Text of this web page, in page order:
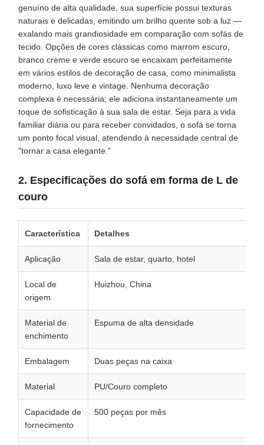
genuíno de alta qualidade, sua superfície possui texturas
naturais e delicadas, emitindo um brilho quente sob a luz —
exalando mais grandiosidade em comparação com sofás de
tecido. Opções de cores clássicas como marrom escuro,
branco creme e verde escuro se encaixam perfeitamente
em vários estilos de decoração de casa, como minimalista
moderno, luxo leve e vintage. Nenhuma decoração
complexa é necessária; ele adiciona instantaneamente um
toque de sofisticação à sua sala de estar. Seja para a vida
familiar diária ou para receber convidados, o sofá se torna
um ponto focal visual, atendendo à necessidade central de
"tornar a casa elegante."
2. Especificações do sofá em forma de L de
couro
Característica Detalhes
Aplicação Sala de estar, quarto, hotel
Local de
origem
Huizhou, China
Material de
enchimento
Espuma de alta densidade
Embalagem Duas peças na caixa
Material PU/Couro completo
Capacidade de
fornecimento
500 peças por mês